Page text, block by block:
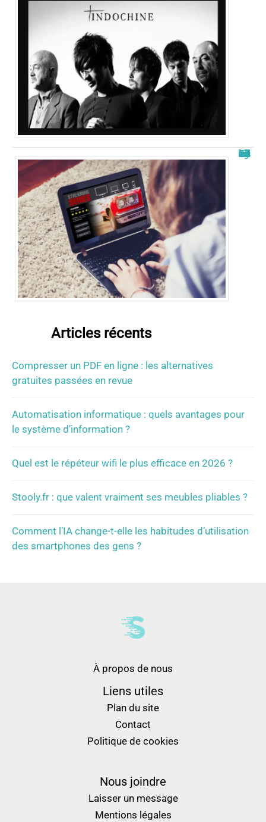
Free télécharger nouvelle adresse : les meilleurs sites en 2025
Articles récents
Compresser un PDF en ligne : les alternatives
gratuites passées en revue
Automatisation informatique : quels avantages pour
le système d’information ?
Quel est le répéteur wifi le plus efficace en 2026 ?
Stooly.fr : que valent vraiment ses meubles pliables ?
Comment l’IA change-t-elle les habitudes d’utilisation
des smartphones des gens ?
À propos de nous
Liens utiles
Plan du site
Contact
Politique de cookies
Nous joindre
Laisser un message
Mentions légales